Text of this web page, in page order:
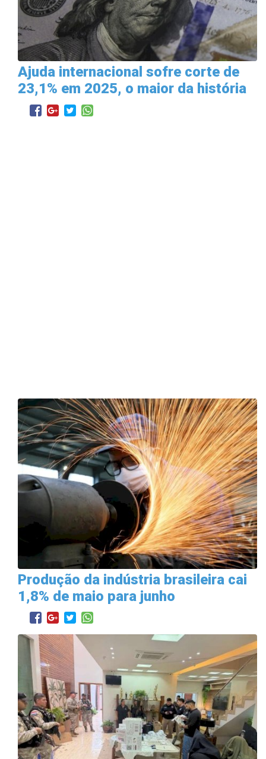
Ajuda internacional sofre corte de
23,1% em 2025, o maior da história
Produção da indústria brasileira cai
1,8% de maio para junho